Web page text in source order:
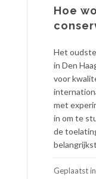
Hoe
Het
in Den
voor
met
in om te
de
Geplaatst